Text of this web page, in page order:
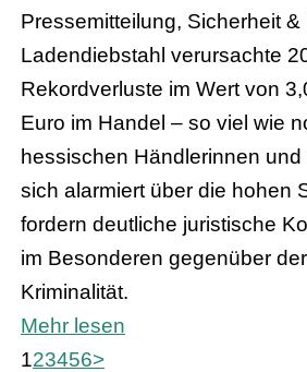
Pressemitteilung, Sicherheit &
Ladendiebstahl verursachte
Rekordverluste im Wert von
Euro im Handel – so viel wie
hessischen Händlerinnen
sich alarmiert über die hohen
fordern deutliche juristische
im Besonderen gegenüber
Kriminalität.
Mehr lesen
123456>